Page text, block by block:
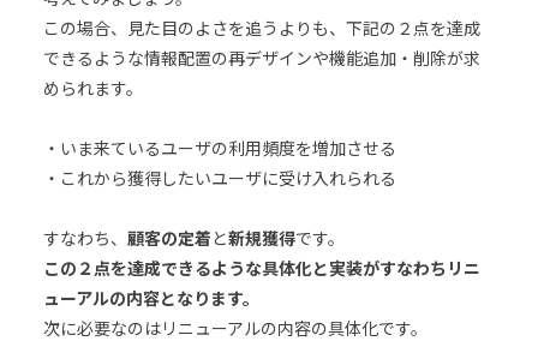
この場合、見た目のよさを追うよりも、下記の２点を達成
できるような情報配置の再デザインや機能追加・削除が求
められます。
・いま来ているユーザの利用頻度を増加させる
・これから獲得したいユーザに受け入れられる
すなわち、 顧客の定着と新規獲得です。
この２点を達成できるような具体化と実装がすなわちリニ
ューアルの内容となります。
次に必要なのはリニューアルの内容の具体化です。